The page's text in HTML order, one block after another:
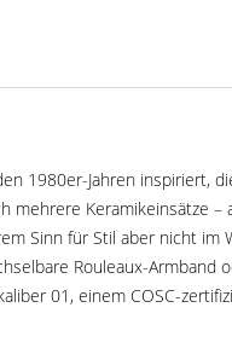
1980er-Jahren inspiriert,
Keramikeinsätze
Sinn für Stil aber nicht im
Rouleaux-
01, einem COSC-